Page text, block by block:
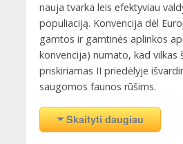
nauja tvarka leis efektyviau
populiaciją. Konvencija dėl
gamtos ir gamtinės aplinkos
konvencija) numato, kad vilkas
priskiriamas II priedėlyje
saugomos faunos rūšims.
Skaityti daugiau